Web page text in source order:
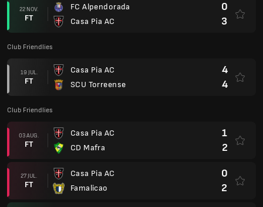
22 NOV.
FT
FC Alpendorada
Casa Pia AC
0
3
Club Friendlies
19 JUL.
FT
Casa Pia AC
SCU Torreense
4
4
Club Friendlies
03 AUG.
FT
Casa Pia AC
CD Mafra
1
2
27 JUL.
FT
Casa Pia AC
Famalicao
0
2